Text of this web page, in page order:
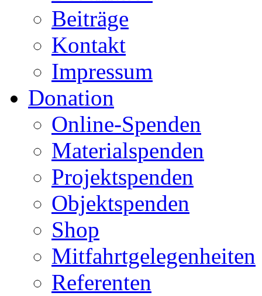
Beiträge
Kontakt
Impressum
Donation
Online-Spenden
Materialspenden
Projektspenden
Objektspenden
Shop
Mitfahrtgelegenheiten
Referenten